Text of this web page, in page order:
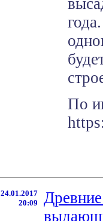
По
24.01.2017
20:09